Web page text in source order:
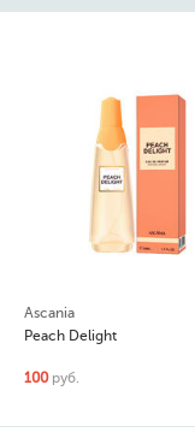
Ascania
Peach Delight
100 руб.